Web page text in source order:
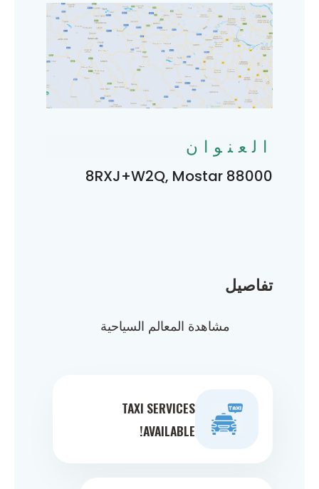
تفاصيل
مشاهدة المعالم السياحية
TAXI SERVICES
AVAILABLE!
العنوان
8RXJ+W2Q, Mostar 88000